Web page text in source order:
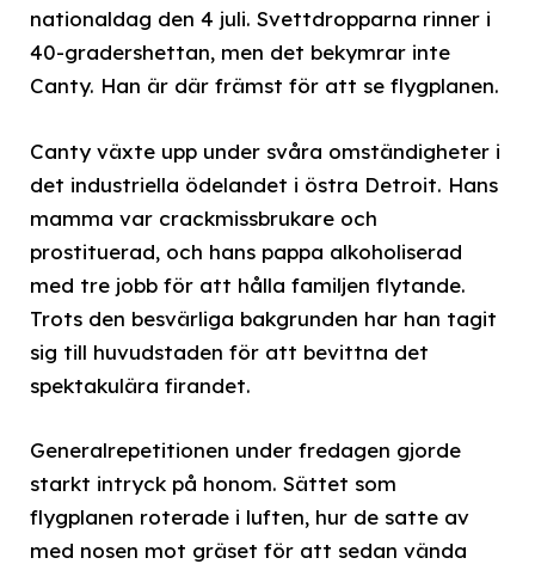
nationaldag den 4 juli. Svettdropparna rinner i
40-gradershettan, men det bekymrar inte
Canty. Han är där främst för att se flygplanen.
Canty växte upp under svåra omständigheter i
det industriella ödelandet i östra Detroit. Hans
mamma var crackmissbrukare och
prostituerad, och hans pappa alkoholiserad
med tre jobb för att hålla familjen flytande.
Trots den besvärliga bakgrunden har han tagit
sig till huvudstaden för att bevittna det
spektakulära firandet.
Generalrepetitionen under fredagen gjorde
starkt intryck på honom. Sättet som
flygplanen roterade i luften, hur de satte av
med nosen mot gräset för att sedan vända